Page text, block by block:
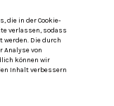
die in der Cookie-
verlassen, sodass
werden. Die durch
Analyse von
können wir
Inhalt verbessern